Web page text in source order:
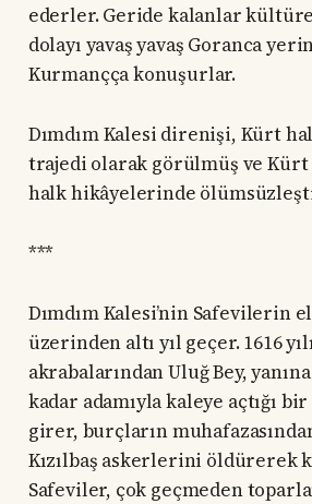
ederler. Geride kalanlar
dolayı yavaş yavaş Goranca
Kurmançça konuşurlar.
Dımdım Kalesi direnişi, Kürt
trajedi olarak görülmüş ve Kürt
halk hikâyelerinde
***
Dımdım Kalesi’nin Safevilerin
üzerinden altı yıl geçer. 1616
akrabalarından Uluğ Bey,
kadar adamıyla kaleye açtığı
girer, burçların
Kızılbaş askerlerini öldürerek
Safeviler, çok geçmeden